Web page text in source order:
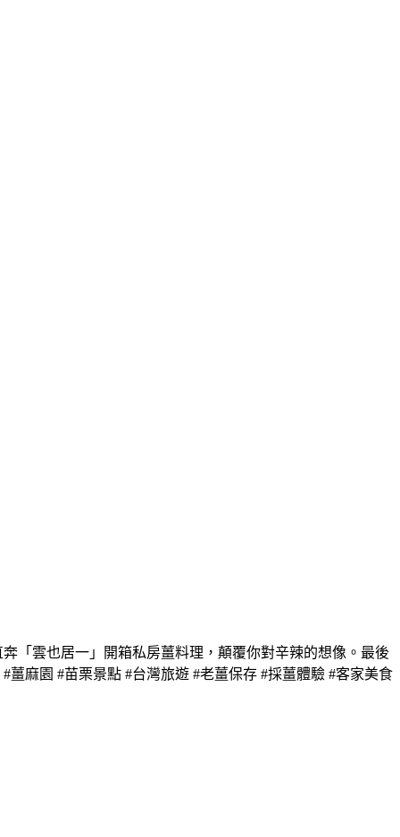
「雲也居一」開箱私房薑料理，顛覆你對辛辣的想像。最後
麻園 #苗栗景點 #台灣旅遊 #老薑保存 #採薑體驗 #客家美食